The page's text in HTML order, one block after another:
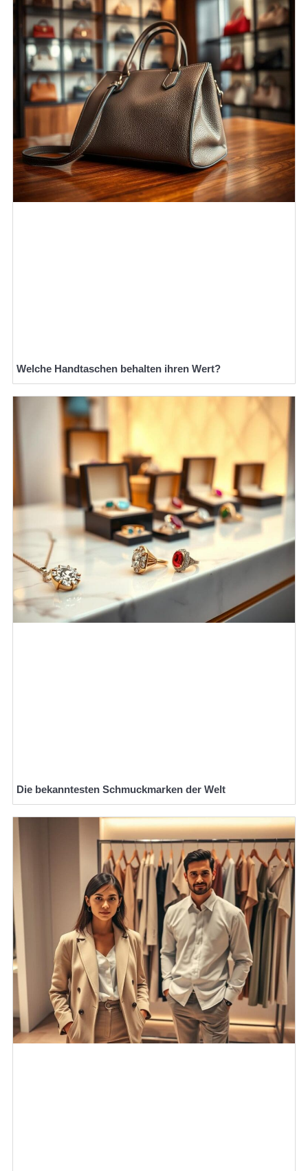
Welche Handtaschen behalten ihren Wert?
Die bekanntesten Schmuckmarken der Welt